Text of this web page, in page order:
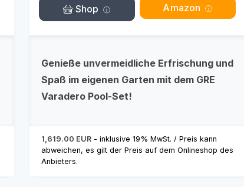
Shop Amazon
Genieße unvermeidliche Erfrischung und
Spaß im eigenen Garten mit dem GRE
Varadero Pool-Set!
1,619.00 EUR - inklusive 19% MwSt. / Preis kann
abweichen, es gilt der Preis auf dem Onlineshop des
Anbieters.